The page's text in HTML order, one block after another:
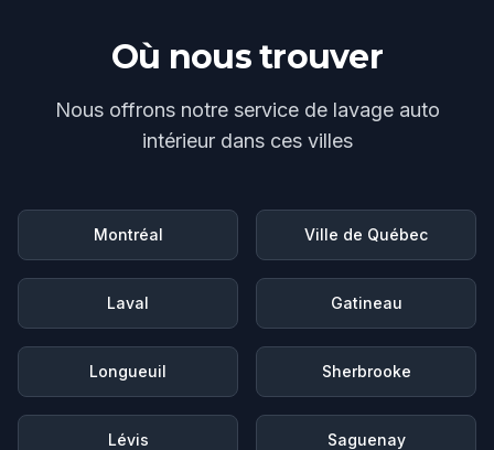
Où nous trouver
Nous offrons notre service de lavage auto
intérieurdans ces villes
Montréal Ville de Québec
Laval Gatineau
Longueuil Sherbrooke
Lévis Saguenay